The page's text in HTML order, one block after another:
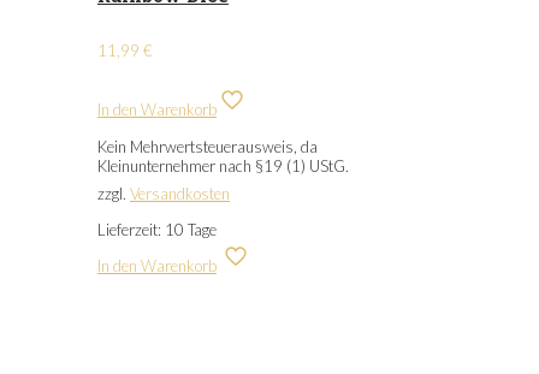
11,99 €
In den Warenkorb
Kein Mehrwertsteuerausweis, da
Kleinunternehmer nach §19 (1) UStG.
zzgl. Versandkosten
Lieferzeit: 10 Tage
In den Warenkorb